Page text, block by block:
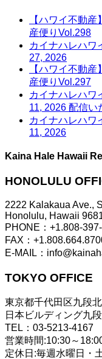
【ハワイ不動
産便りVol.298
カイナハレハワ
27, 2026
【ハワイ不動
産便りVol.297
カイナハレハワ
11, 2026 配信い
カイナハレハワ
11, 2026
Kaina Hale Hawaii
HONOLULU
2222 Kalakaua Ave.,
Honolulu, Hawaii
PHONE：+1.808-
FAX：
E-MAIL：
TOKYO OFFICE
東京都千代田区九段
日本ビルディング九
TEL：03-5213-4167
営業時間:10:30～
定休日:毎週水曜日・